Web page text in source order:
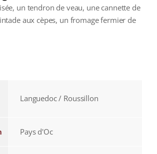
un tendron de veau, une cannette de
aux cèpes, un fromage fermier de
Languedoc / Roussillon
Pays d'Oc